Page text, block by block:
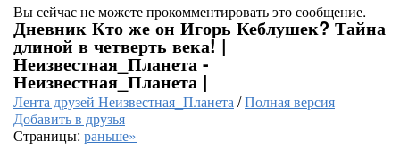
Вы сейчас не можете прокомментировать это сообщение.
Дневник Кто же он Игорь Кеблушек? Тайна
длиной в четверть века! |
Неизвестная_Планета -
Неизвестная_Планета |
Лента друзей Неизвестная_Планета/Полная версия
Добавить в друзья
Страницы: раньше»